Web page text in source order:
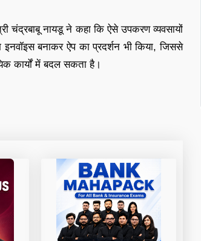
चंद्रबाबू नायडू ने कहा कि ऐसे उपकरण व्यवसायों
बनाकर ऐप का प्रदर्शन भी किया, जिससे
कार्यों में बदल सकता है।